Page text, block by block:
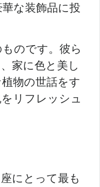
な装飾品に投
のです。彼ら
家に色と美し
物の世話をす
リフレッシュ
にとって最も